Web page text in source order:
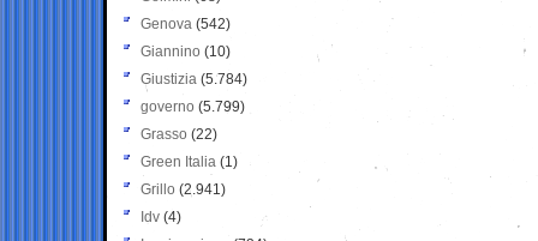
Genova (542)
Giannino (10)
Giustizia (5.784)
governo (5.799)
Grasso (22)
Green Italia (1)
Grillo (2.941)
Idv (4)